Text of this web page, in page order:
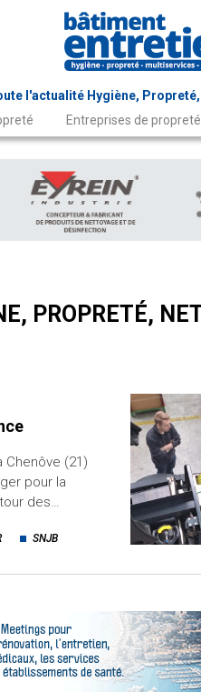
l'actualité Hygiène,
Entreprises de propreté
PROPRETÉ,
(21)
pour la
des…
SNJB